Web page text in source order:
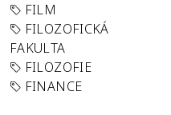
FILM
FILOZOFICKÁ
FAKULTA
FILOZOFIE
FINANCE